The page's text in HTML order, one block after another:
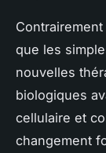
que les
nouvelles
biologiques
cellulaire et
changement